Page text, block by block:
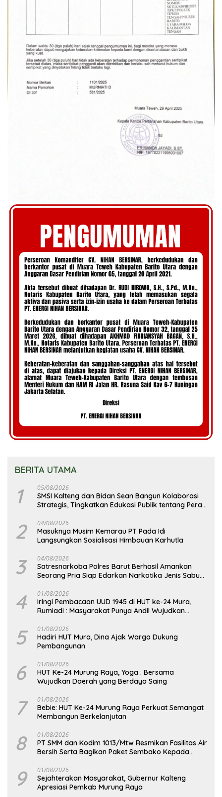
BERITA UTAMA
1 05/08/2026
SMSI Kalteng dan Bidan Sean Bangun Kolaborasi
Strategis, Tingkatkan Edukasi Publik tentang Peran
2 04/08/2026
Masuknya Musim Kemarau PT Pada Idi
Langsungkan Sosialisasi Himbauan Karhutla
3 04/08/2026
Satresnarkoba Polres Barut Berhasil Amankan
Seorang Pria Siap Edarkan Narkotika Jenis Sabu
4 01/08/2026
Iringi Pembacaan UUD 1945 di HUT ke-24 Mura,
Rumiadi : Masyarakat Punya Andil Wujudkan
5 01/08/2026
Hadiri HUT Mura, Dina Ajak Warga Dukung
Pembangunan
6 01/08/2026
HUT Ke-24 Murung Raya, Yoga : Bersama
Wujudkan Daerah yang Berdaya Saing
7 01/08/2026
Bebie: HUT Ke-24 Murung Raya Perkuat Semangat
Membangun Berkelanjutan
8 01/08/2026
PT SMM dan Kodim 1013/Mtw Resmikan Fasilitas Air
Bersih Serta Bagikan Paket Sembako Kepada
9 01/08/2026
Sejahterakan Masyarakat, Gubernur Kalteng
Apresiasi Pemkab Murung Raya